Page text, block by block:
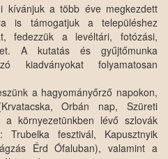
kívánjuk a több éve megkezdett
is támogatjuk a településhez
fedezzük a levéltári, fotózási,
A kutatás és gyűjtőmunka
kiadványokat folyamatosan
a hagyományőrző napokon,
Orbán nap, Szüreti
környezetünkben lévő szlovák
Trubelka fesztivál, Kapusztnyik
Érd Ófaluban), valamint a